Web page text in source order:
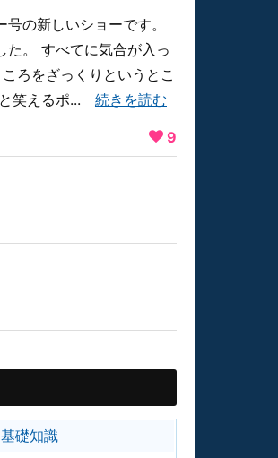
の新しいショーです。
た。 すべてに気合が入っ
ろをざっくりというとこ
笑えるポ... 続きを読む
9
基礎知識